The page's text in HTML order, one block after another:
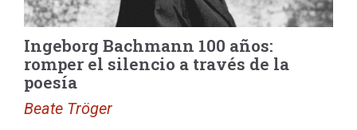
Ingeborg Bachmann 100 años:
romper el silencio a través de la
poesía
Beate Tröger